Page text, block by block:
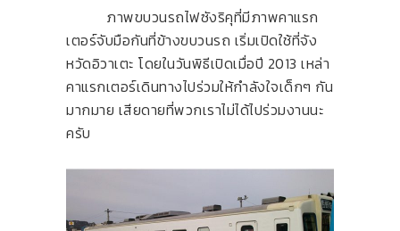
ภาพขบวนรถไฟซังริคุที่มีภาพคาแรก
เตอร์จับมือกันที่ข้างขบวนรถ เริ่มเปิดใช้ที่จัง
หวัดอิวาเตะ โดยในวันพิธีเปิดเมื่อปี 2013 เหล่า
คาแรกเตอร์เดินทางไปร่วมให้กำลังใจเด็กๆ กัน
มากมาย เสียดายที่พวกเราไม่ได้ไปร่วมงานนะ
ครับ